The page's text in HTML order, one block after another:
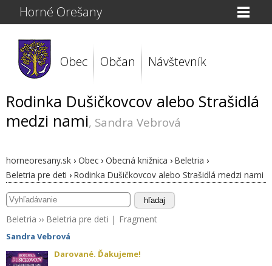
Horné Orešany
Obec Občan Návštevník
Rodinka Dušičkovcov alebo Strašidlá
medzi nami, Sandra Vebrová
horneoresany.sk › Obec › Obecná knižnica › Beletria ›
Beletria pre deti › Rodinka Dušičkovcov alebo Strašidlá medzi nami
hľadaj
Beletria ›› Beletria pre deti | Fragment
Sandra Vebrová
Darované. Ďakujeme!